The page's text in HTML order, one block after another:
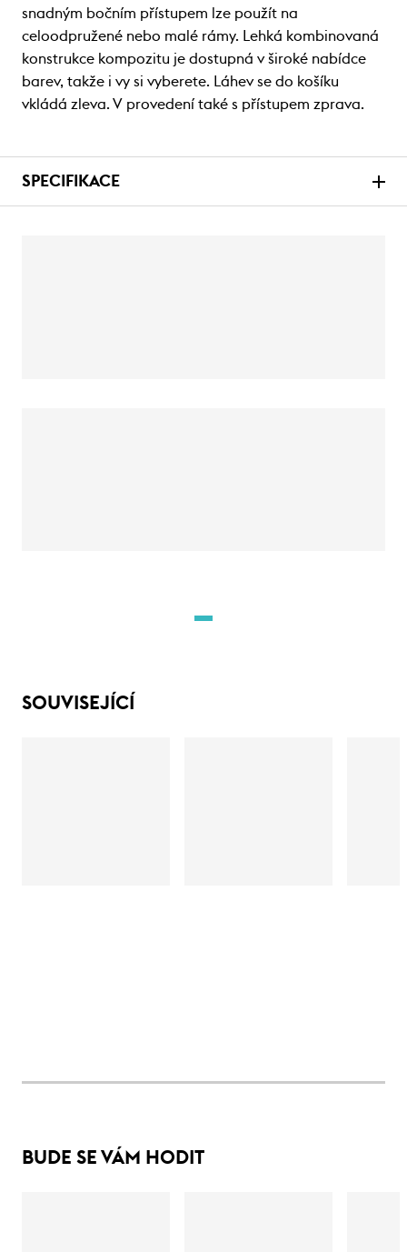
snadným bočním přístupem lze použít na
celoodpružené nebo malé rámy. Lehká kombinovaná
konstrukce kompozitu je dostupná v široké nabídce
barev, takže i vy si vyberete. Láhev se do košíku
vkládá zleva. V provedení také s přístupem zprava.
SPECIFIKACE
SOUVISEJÍCÍ
BUDE SE VÁM HODIT